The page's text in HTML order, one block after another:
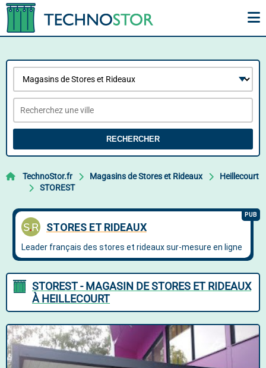
RECHERCHER
TechnoStor.fr Magasins de Stores et Rideaux
Heillecourt
STOREST
STOREST - MAGASIN DE STORES ET RIDEAUX
À HEILLECOURT